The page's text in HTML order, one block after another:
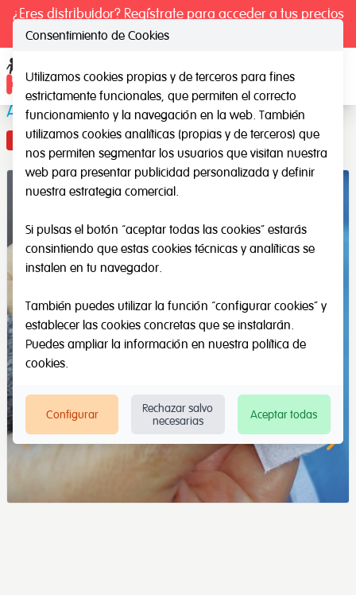
¿Eres distribuidor? Regístrate para acceder a tus precios
exclusivos.
Adhesivos Textiles
Novedad
Consentimiento de Cookies
Utilizamos cookies propias y de terceros para fines
estrictamente funcionales, que permiten el correcto
funcionamiento y la navegación en la web. También
utilizamos cookies analíticas (propias y de terceros) que
nos permiten segmentar los usuarios que visitan nuestra
web para presentar publicidad personalizada y definir
nuestra estrategia comercial.
Si pulsas el botón “aceptar todas las cookies” estarás
consintiendo que estas cookies técnicas y analíticas se
instalen en tu navegador.
También puedes utilizar la función “configurar cookies” y
establecer las cookies concretas que se instalarán.
Puedes ampliar la información en nuestra política de
cookies.
Configurar
Rechazar salvo
necesarias
Aceptar todas